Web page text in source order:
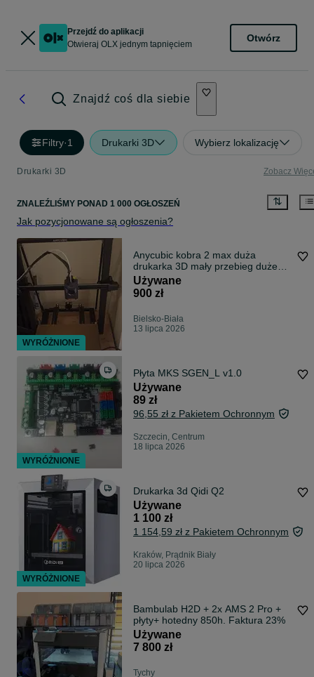
Przejdź do aplikacji
Otwieraj OLX jednym tapnięciem
Otwórz
Znajdź coś dla siebie
Filtry·1 Drukarki 3D Wybierz lokalizację
Drukarki 3D Zobacz
ZNALEŹLIŚMY PONAD 1 000 OGŁOSZEŃ
Jak pozycjonowane są ogłoszenia?
Anycubic kobra 2 max duża
drukarka 3D mały przebieg duże
pole robocze bardzo szybka
idealna
Używane
900 zł
Bielsko-Biała
13 lipca 2026
Płyta MKS SGEN_L v1.0
Używane
89 zł
96,55 zł z Pakietem Ochronnym
Szczecin, Centrum
18 lipca 2026
Drukarka 3d Qidi Q2
Używane
1 100 zł
1 154,59 zł z Pakietem Ochronnym
Kraków, Prądnik Biały
20 lipca 2026
Bambulab H2D + 2x AMS 2 Pro +
płyty+ hotedny 850h. Faktura 23%
Używane
7 800 zł
Tychy
WYRÓŻNIONE
WYRÓŻNIONE
WYRÓŻNIONE